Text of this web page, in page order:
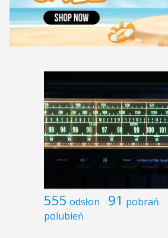
555 odsłon 91 pobrań
polubień